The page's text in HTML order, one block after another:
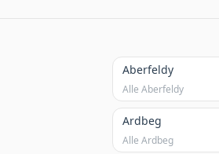
Aberfeldy
Alle Aberfeldy
Ardbeg
Alle Ardbeg